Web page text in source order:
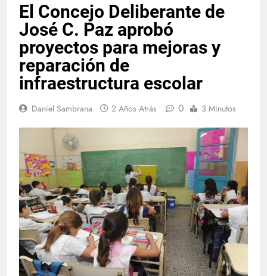
El Concejo Deliberante de
José C. Paz aprobó
proyectos para mejoras y
reparación de
infraestructura escolar
Daniel Sambrana 2 Años Atrás 0 3 Minutos